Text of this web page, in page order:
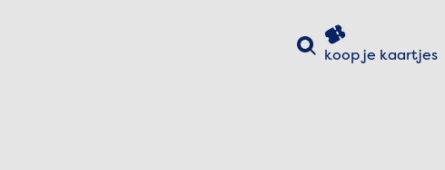
koop je kaartjes
Zoeken